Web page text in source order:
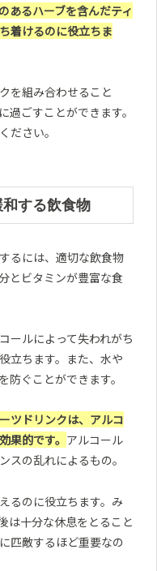
あるハーブを含んだティ
着けるのに役立ちま
を組み合わせること
ごすことができます。
ださい。
する飲食物
るには、適切な飲食物
とビタミンが豊富な食
ールによって失われがち
立ちます。また、水や
防ぐことができます。
ツドリンクは、アルコ
果的です。 アルコール
スの乱れによるもの。
るのに役立ちます。み
は十分な休息をとること
匹敵するほど重要なの